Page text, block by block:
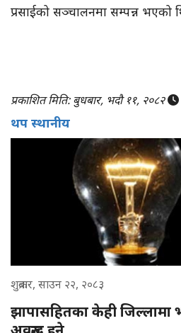
प्रसाईको सञ्चालनमा सम्पन्न भएको
प्रकाशित मिति: बुधबार, भदौ ११, २०८२
थप स्थानीय
शुक्रबार, साउन २२, २०८३
झापासहितका केही जिल्लामा